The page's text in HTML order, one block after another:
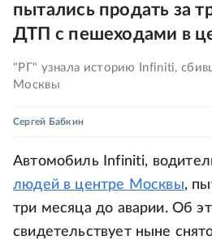
пытались продать за
ДТП с пешеходами в
"РГ" узнала историю Infiniti,
Москвы
Сергей Бабкин
Автомобиль Infiniti,
людей в центре Москвы,
три месяца до аварии. Об
свидетельствует ныне